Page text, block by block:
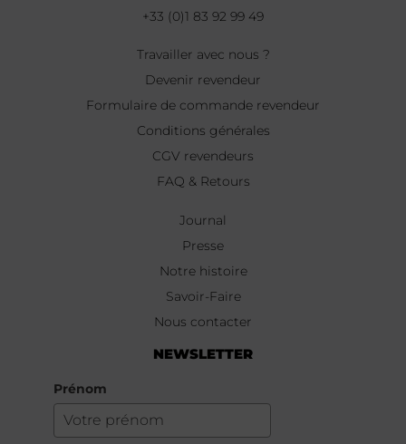
+33 (0)1 83 92 99 49
Travailler avec nous ?
Devenir revendeur
Formulaire de commande revendeur
Conditions générales
CGV revendeurs
FAQ & Retours
Journal
Presse
Notre histoire
Savoir-Faire
Nous contacter
NEWSLETTER
Prénom